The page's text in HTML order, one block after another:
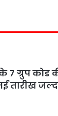
ग्रुप कोड की
तारीख जल्द